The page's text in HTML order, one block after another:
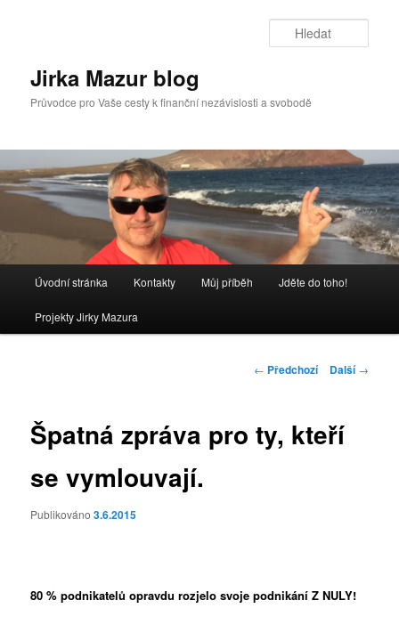
Jirka Mazur blog
Průvodce pro Vaše cesty k finanční nezávislosti a svobodě
navigační
Úvodní stránka Kontakty Můj příběh Jděte do toho!
Projekty Jirky Mazura
Navigace
← Předchozí Další→
Špatná zpráva pro ty, kteří
se vymlouvají.
Publikováno3.6.2015
80 % podnikatelů opravdu rozjelo svoje podnikání Z NULY!